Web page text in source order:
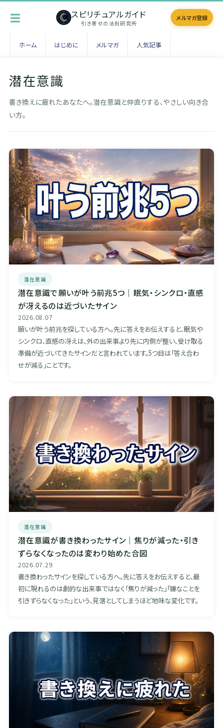
☰ スピリチュアルガイド
引き寄せの法則研究所
メルマガ登録
ホーム はじめに メルマガ 人気記事
潜在意識
書き換えに疲れたあなたへ。潜在意識と仲直りする、やさしい向き合
い方。
潜在意識
潜在意識で願いが叶う前兆5つ｜眠気・シンクロ・直感
が冴えるのは近づいたサイン
2026.08.07
願いが叶う前兆を探している方へ。先に答えをお伝えすると、眠気や
シンクロ、直感の冴えは、外の出来事より先に内側が整い、受け取る
準備が近づいてきたサインだと言われています。5つ目は「答え合わ
せが減る」ことです。
潜在意識
潜在意識が書き換わったサイン｜焦りが減った・引き
ずらなくなったのは変わり始めた合図
2026.07.29
書き換わったサインを探している方へ。先に答えをお伝えすると、最
初に現れるのは劇的な出来事ではなく「焦りが減った」「嫌なことを
引きずらなくなった」という、見落としてしまうほど地味な変化です。